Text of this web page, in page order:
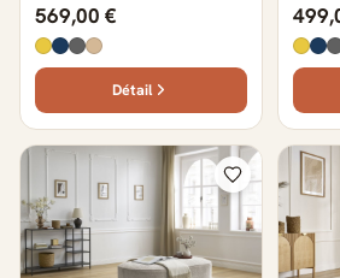
569,00 €
Détail